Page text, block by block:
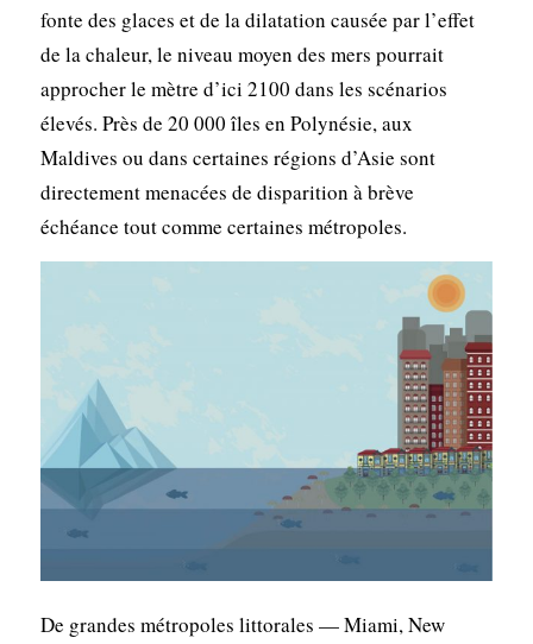
fonte des glaces et de la dilatation causée par l’effet
de la chaleur, le niveau moyen des mers pourrait
approcher le mètre d’ici 2100 dans les scénarios
élevés. Près de 20 000 îles en Polynésie, aux
Maldives ou dans certaines régions d’Asie sont
directement menacées de disparition à brève
échéance tout comme certaines métropoles.
De grandes métropoles littorales — Miami, New